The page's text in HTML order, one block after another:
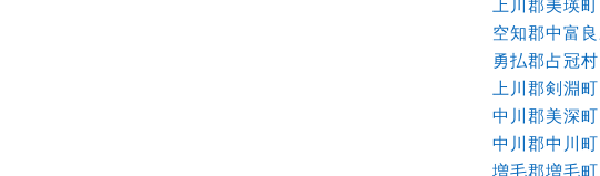
上川郡美瑛町
空知郡中富
勇払郡占冠村
上川郡剣淵町
中川郡美深町
中川郡中川町
増毛郡増毛町